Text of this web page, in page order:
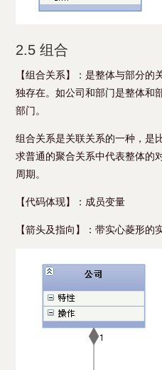
2.5 组合
【组合关系】：是整体与部分
独存在。如公司和部门是整体和
部门。
组合关系是关联关系的一种，是
求普通的聚合关系中代表整体的
周期。
【代码体现】：成员变量
【箭头及指向】：带实心菱形的